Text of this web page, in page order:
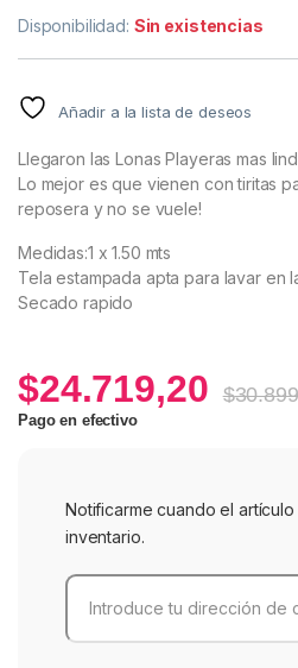
Disponibilidad: Sin existencias
Añadir a la lista de deseos
Llegaron las Lonas Playeras mas
Lo mejor es que vienen con tiritas
reposera y no se vuele!
Medidas:1 x 1.50 mts
Tela estampada apta para lavar en
Secado rapido
$24.719,20 $
Pago en efectivo
Notificarme cuando el
inventario.